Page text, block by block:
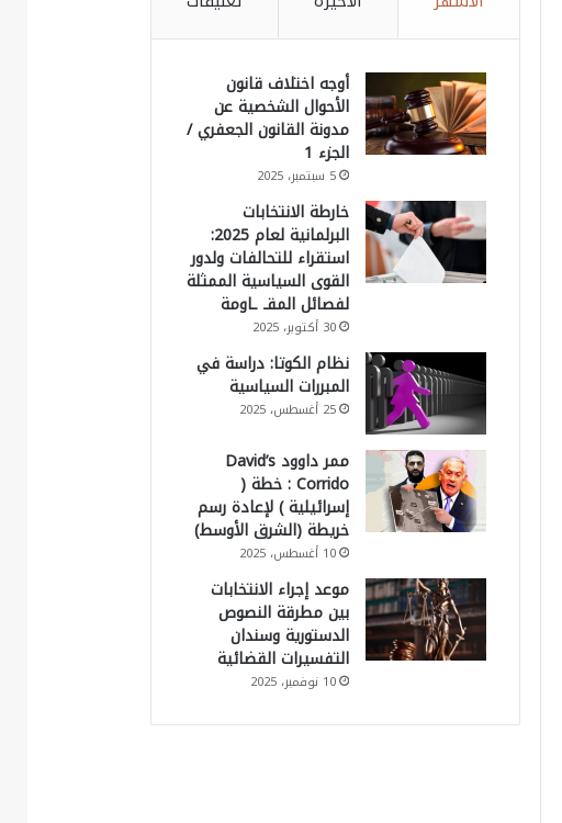
أوجه اختلاف قانون
الأحوال الشخصية عن
مدونة القانون الجعفري /
الجزء 1
5 سبتمبر، 2025
خارطة الانتخابات
البرلمانية لعام 2025:
استقراء للتحالفات ولدور
القوى السياسية الممثلة
لفصائل المقـ ـاومة
30 أكتوبر، 2025
نظام الكوتا: دراسة في
المبررات السياسية
25 أغسطس، 2025
ممر داوود David’s
Corrido : خطة (
إسرائيلية ) لإعادة رسم
خريطة (الشرق الأوسط)
10 أغسطس، 2025
موعد إجراء الانتخابات
بين مطرقة النصوص
الدستورية وسندان
التفسيرات القضائية
10 نوفمبر، 2025